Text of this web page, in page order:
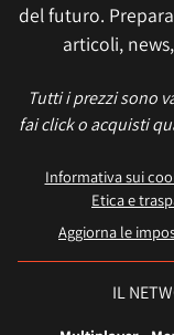
del futuro.
articoli,
Tutti i prezzi sono
fai click o acquisti
Informativa sui
Etica e
Aggiorna le
IL